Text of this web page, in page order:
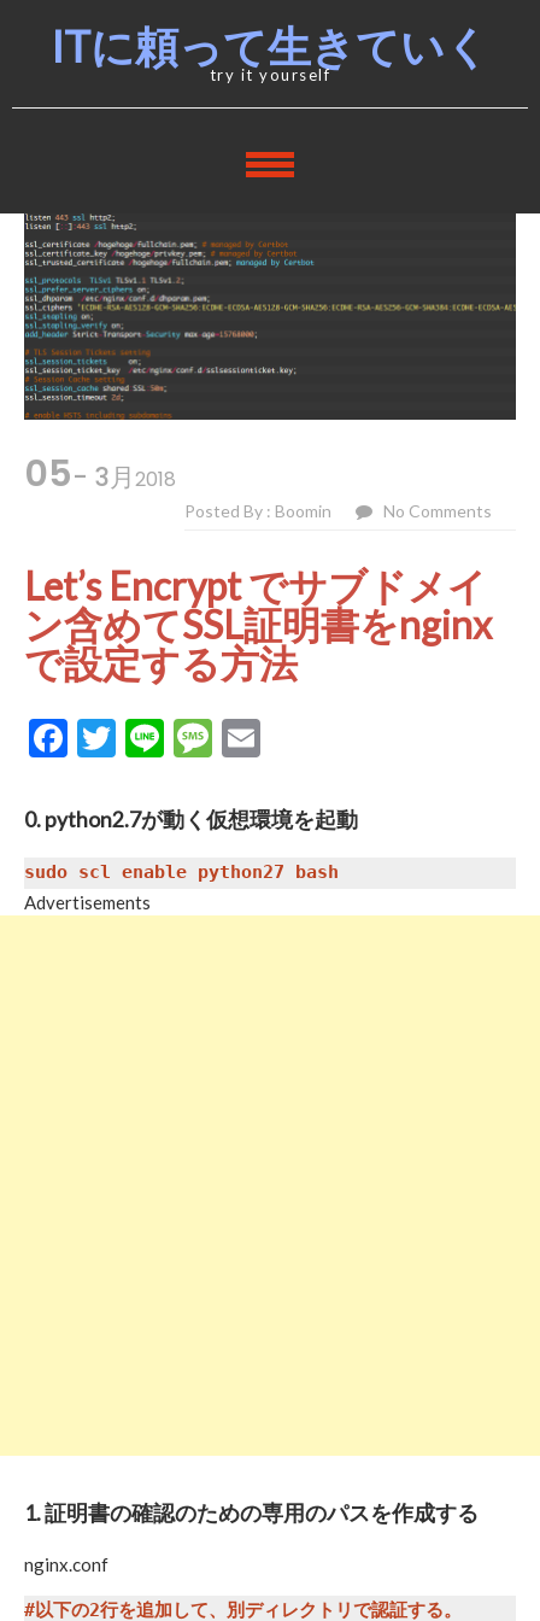
navigation
contentITに頼って生きていく
try it yourself
05- 3月2018
Posted By : Boomin No Comments
Let’s Encrypt でサブドメイ
ン含めてSSL証明書をnginx
で設定する方法
Facebook
Twitter
LineMessage
0. python2.7が動く仮想環境を起動
Advertisements
1. 証明書の確認のための専用のパスを作成する
nginx.conf
#以下の2行を追加して、別ディレクトリで認証する。